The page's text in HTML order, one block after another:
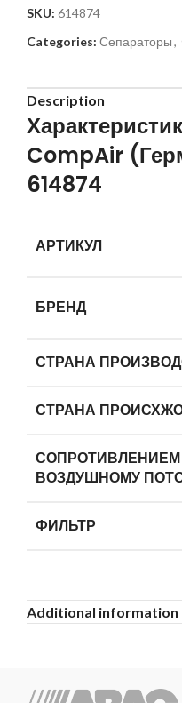
SKU: 614874
Categories: Сепараторы,
Description
CompAir
614874
АРТИКУЛ
БРЕНД
СТРАНА
СТРАНА
СОПРОТИВЛЕНИЕМ
ВОЗДУШНОМУ
ФИЛЬТР
Additional information